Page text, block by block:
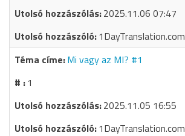
2025.11.06 07:47
1DayTranslation.com
Mi vagy az MI? #1
1
2025.11.05 16:55
1DayTranslation.com